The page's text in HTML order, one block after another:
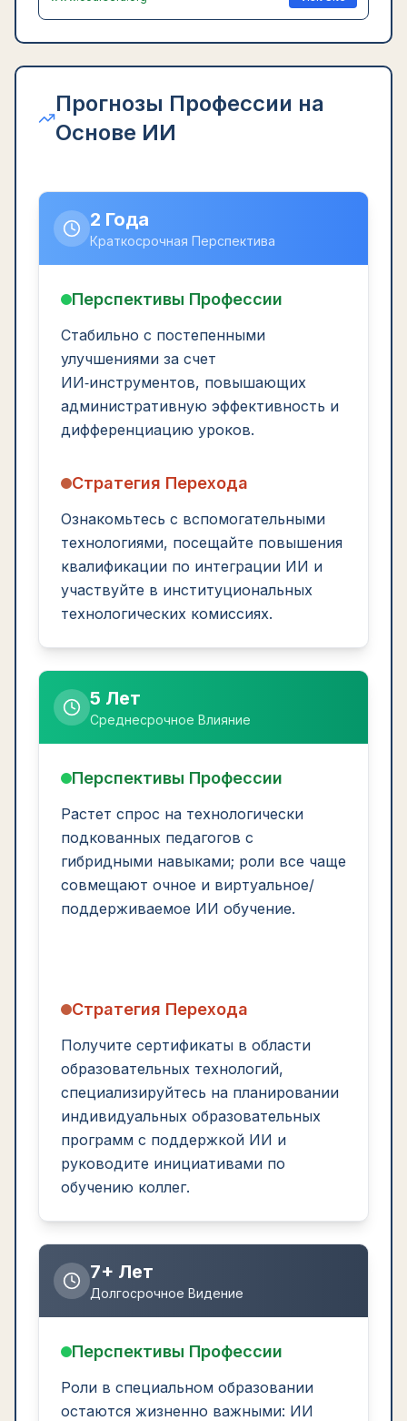
Прогнозы Профессии на
Основе ИИ
2 Года
Краткосрочная Перспектива
Перспективы Профессии
Стабильно с постепенными
улучшениями за счет
ИИ‑инструментов, повышающих
административную эффективность и
дифференциацию уроков.
Стратегия Перехода
Ознакомьтесь с вспомогательными
технологиями, посещайте повышения
квалификации по интеграции ИИ и
участвуйте в институциональных
технологических комиссиях.
5 Лет
Среднесрочное Влияние
Перспективы Профессии
Растет спрос на технологически
подкованных педагогов с
гибридными навыками; роли все чаще
совмещают очное и виртуальное/
поддерживаемое ИИ обучение.
Стратегия Перехода
Получите сертификаты в области
образовательных технологий,
специализируйтесь на планировании
индивидуальных образовательных
программ с поддержкой ИИ и
руководите инициативами по
обучению коллег.
7+ Лет
Долгосрочное Видение
Перспективы Профессии
Роли в специальном образовании
остаются жизненно важными: ИИ